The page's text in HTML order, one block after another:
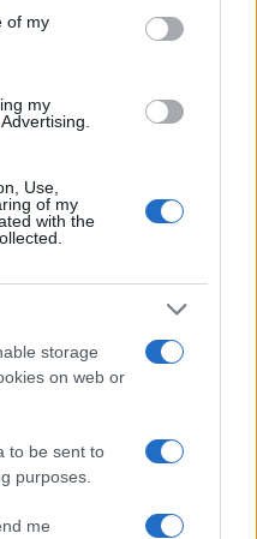
of my
my
Use,
of my
with the
storage
on web or
to be sent to
purposes.
me
premières corrigent en août